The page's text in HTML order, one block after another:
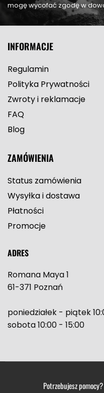
mogę wycofać zgodę w
INFORMACJE
Regulamin
Polityka Prywatności
Zwroty i reklamacje
FAQ
Blog
ZAMÓWIENIA
Status zamówienia
Wysyłka i dostawa
Płatności
Promocje
ADRES
Romana Maya 1
61-371 Poznań
poniedziałek - piątek
sobota 10:00 - 15:00
Potrzebujesz pomocy?